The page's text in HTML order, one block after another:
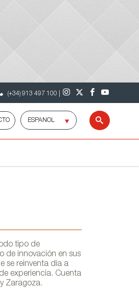
(+34) 913 497 100 |
Selecciona
idioma
Buscar
tipo de
de innovación en sus
se reinventa día a
experiencia. Cuenta
Zaragoza.